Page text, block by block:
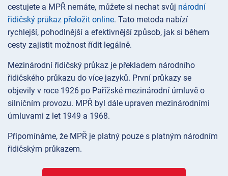
cestujete a MPŘ nemáte, můžete si nechat svůj národní
řidičský průkaz přeložit online. Tato metoda nabízí
rychlejší, pohodlnější a efektivnější způsob, jak si během
cesty zajistit možnost řídit legálně.
Mezinárodní řidičský průkaz je překladem národního
řidičského průkazu do více jazyků. První průkazy se
objevily v roce 1926 po Pařížské mezinárodní úmluvě o
silničním provozu. MPŘ byl dále upraven mezinárodními
úmluvami z let 1949 a 1968.
Připomínáme, že MPŘ je platný pouze s platným národním
řidičským průkazem.